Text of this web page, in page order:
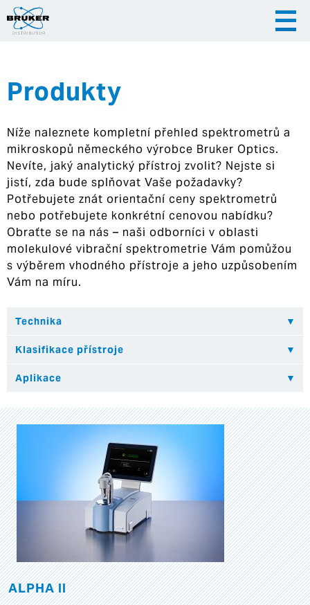
|
Hrvatska
Produkty
Níže naleznete kompletní přehled spektrometrů a
mikroskopů německého výrobce Bruker Optics.
Nevíte, jaký analytický přístroj zvolit? Nejste si
jistí, zda bude splňovat Vaše požadavky?
Potřebujete znát orientační ceny spektrometrů
nebo potřebujete konkrétní cenovou nabídku?
Obraťte se na nás – naši odborníci v oblasti
molekulové vibrační spektrometrie Vám pomůžou
s výběrem vhodného přístroje a jeho uzpůsobením
Vám na míru.
ALPHA II